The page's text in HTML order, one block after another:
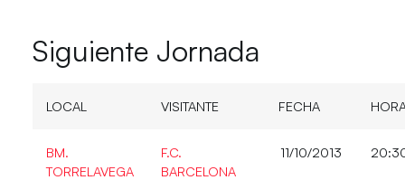
Siguiente Jornada
LOCAL VISITANTE FECHA
BM.
TORRELAVEGA
F.C.
BARCELONA
11/10/2013